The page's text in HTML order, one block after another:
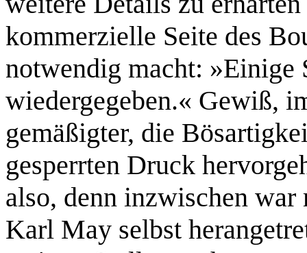
kommerzielle Seite des
notwendig macht: »Einige
wiedergegeben.« Gewiß,
gemäßigter, die
gesperrten Druck
also, denn inzwischen
Karl May selbst